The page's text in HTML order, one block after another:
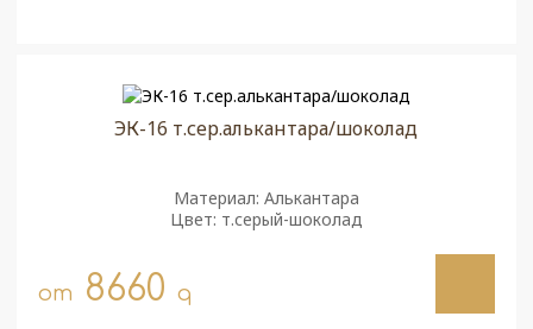
ЭК-16 т.сер.алькантара/шоколад
Материал: Алькантара
Цвет: т.серый-шоколад
от 8660 q